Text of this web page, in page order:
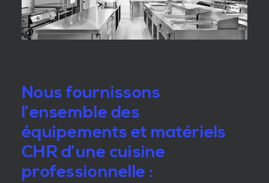
Nous fournissons
l’ensemble des
équipements et matériels
CHR d’une cuisine
professionnelle :